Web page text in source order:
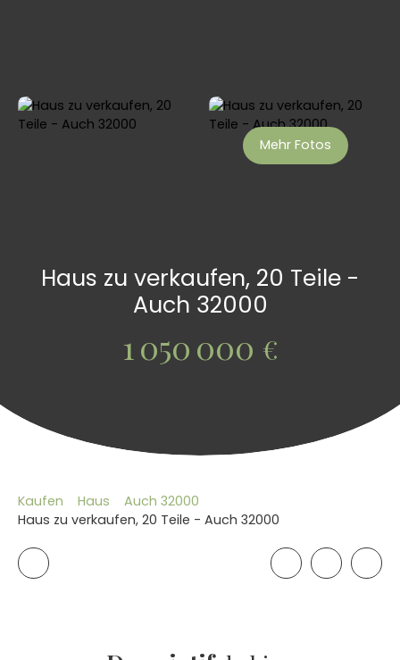
Mehr Fotos
Haus zu verkaufen, 20 Teile -
Auch 32000
1 050 000 €
Kaufen Haus
Auch 32000
Haus zu verkaufen, 20 Teile - Auch 32000